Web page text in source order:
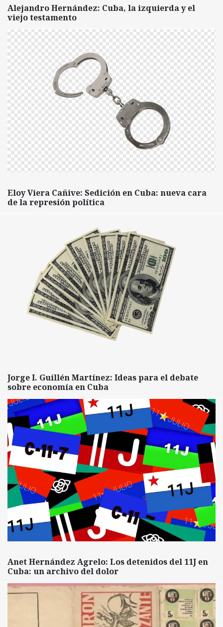
Alejandro Hernández: Cuba, la izquierda y el
viejo testamento
Eloy Viera Cañive: Sedición en Cuba: nueva cara
de la represión política
Jorge I. Guillén Martínez: Ideas para el debate
sobre economía en Cuba
Anet Hernández Agrelo: Los detenidos del 11J en
Cuba: un archivo del dolor